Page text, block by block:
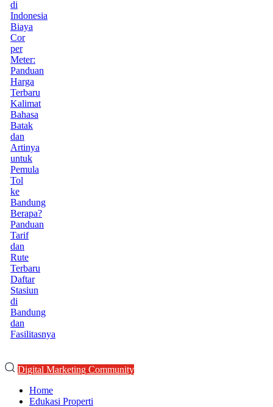
di
Indonesia
Biaya
Cor
per
Meter:
Panduan
Harga
Terbaru
Kalimat
Bahasa
Batak
dan
Artinya
untuk
Pemula
Tol
ke
Bandung
Berapa?
Panduan
Tarif
dan
Rute
Terbaru
Daftar
Stasiun
di
Bandung
dan
Fasilitasnya
Digital Marketing Community
Home
Edukasi Properti